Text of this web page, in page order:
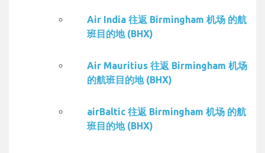
Air India 往返 Birmingham 机场 的航
班目的地 (BHX)
Air Mauritius 往返 Birmingham 机场
的航班目的地 (BHX)
airBaltic 往返 Birmingham 机场 的航
班目的地 (BHX)